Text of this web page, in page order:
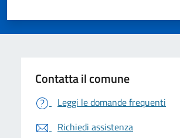
Contatta il comune
Leggi le domande frequenti
Richiedi assistenza